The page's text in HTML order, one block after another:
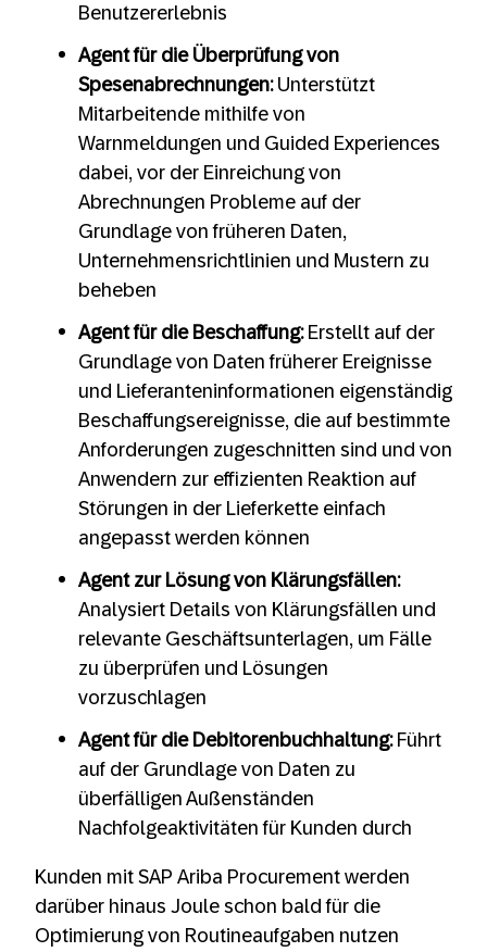
Benutzererlebnis
Agent für die Überprüfung von
Spesenabrechnungen:Unterstützt
Mitarbeitende mithilfe von
Warnmeldungen und Guided Experiences
dabei, vor der Einreichung von
Abrechnungen Probleme auf der
Grundlage von früheren Daten,
Unternehmensrichtlinien und Mustern zu
beheben
Agent für die Beschaffung:Erstellt auf der
Grundlage von Daten früherer Ereignisse
und Lieferanteninformationen eigenständig
Beschaffungsereignisse, die auf bestimmte
Anforderungen zugeschnitten sind und von
Anwendern zur effizienten Reaktion auf
Störungen in der Lieferkette einfach
angepasst werden können
Agent zur Lösung von Klärungsfällen:
Analysiert Details von Klärungsfällen und
relevante Geschäftsunterlagen, um Fälle
zu überprüfen und Lösungen
vorzuschlagen
Agent für die Debitorenbuchhaltung:Führt
auf der Grundlage von Daten zu
überfälligen Außenständen
Nachfolgeaktivitäten für Kunden durch
Kunden mit SAP Ariba Procurement werden
darüber hinaus Joule schon bald für die
Optimierung von Routineaufgaben nutzen